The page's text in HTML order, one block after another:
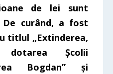
de lei sunt
De curând, a fost
titlul „Extinderea,
Școlii
Bogdan” și